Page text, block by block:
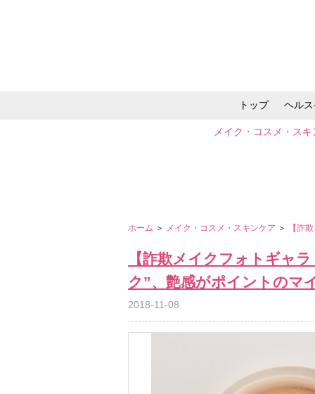
トップ ヘル
メイク・コスメ・ス
ホーム ＞ メイク・コスメ・スキンケア ＞ 【詐
【詐欺メイクフォトギャ
ク”、艶感がポイントのマ
2018-11-08